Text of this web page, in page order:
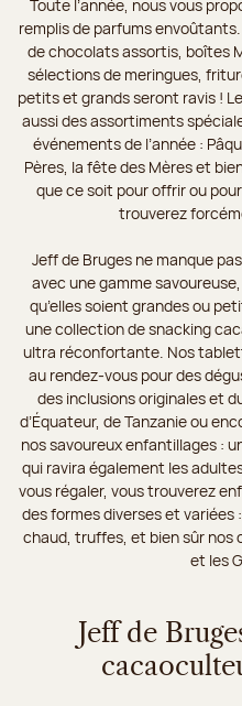
Toute l’année, nous vous
remplis de parfums
de chocolats assortis, boîtes
sélections de meringues,
petits et grands seront ravis !
aussi des assortiments
événements de l’année :
Pères, la fête des Mères et
que ce soit pour offrir ou
trouverez
Jeff de Bruges ne manque
avec une gamme
qu’elles soient grandes ou
une collection de snacking
ultra réconfortante. Nos
au rendez-vous pour des
des inclusions originales et
d’Équateur, de Tanzanie ou
nos savoureux enfantillages :
qui ravira également les
vous régaler, vous trouverez
des formes diverses et
chaud, truffes, et bien sûr nos
et les
Jeff de